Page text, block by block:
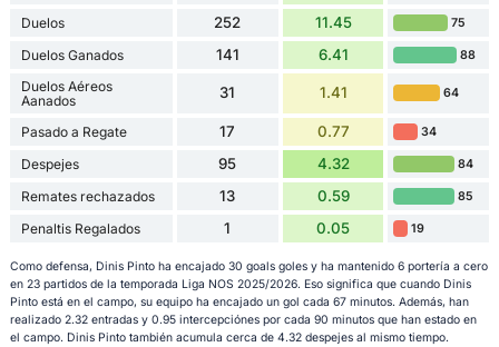
Duelos 252 11.45 75
Duelos Ganados 141 6.41 88
Duelos Aéreos
Aanados
31 1.41 64
Pasado a Regate 17 0.77 34
Despejes 95 4.32 84
Remates rechazados 13 0.59 85
Penaltis Regalados 1 0.05 19
Como defensa, Dinis Pinto ha encajado 30 goals goles y ha mantenido 6 portería a cero
en 23 partidos de la temporada Liga NOS 2025/2026. Eso significa que cuando Dinis
Pinto está en el campo, su equipo ha encajado un gol cada 67 minutos. Además, han
realizado 2.32 entradas y 0.95 intercepciónes por cada 90 minutos que han estado en
el campo. Dinis Pinto también acumula cerca de 4.32 despejes al mismo tiempo.